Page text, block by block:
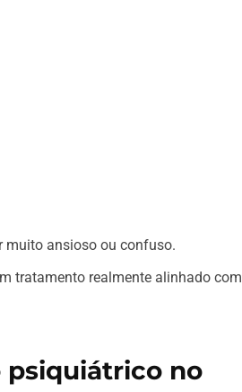
muito ansioso ou confuso.
tratamento realmente alinhado com
psiquiátrico no